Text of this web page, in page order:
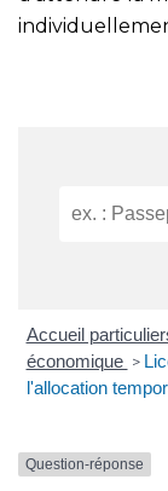
Accueil
économique >
l'allocation
Question-réponse